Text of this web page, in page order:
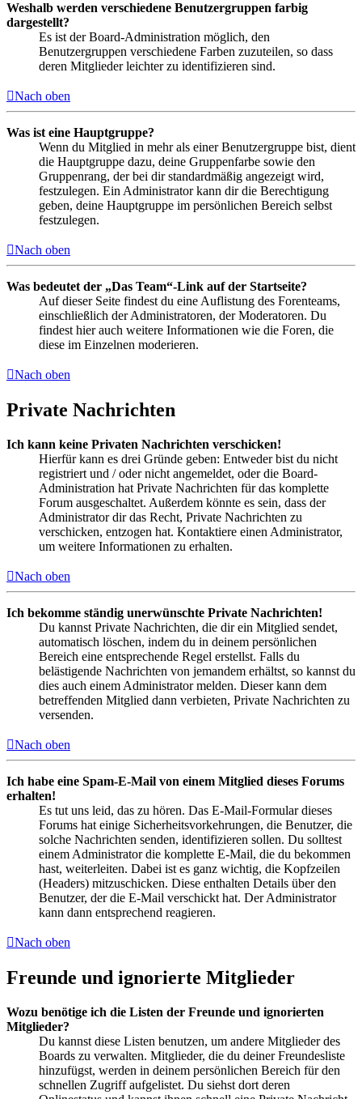
Weshalb werden verschiedene Benutzergruppen farbig
dargestellt?
Es ist der Board-Administration möglich, den
Benutzergruppen verschiedene Farben zuzuteilen, so dass
deren Mitglieder leichter zu identifizieren sind.
Nach oben
Was ist eine Hauptgruppe?
Wenn du Mitglied in mehr als einer Benutzergruppe bist, dient
die Hauptgruppe dazu, deine Gruppenfarbe sowie den
Gruppenrang, der bei dir standardmäßig angezeigt wird,
festzulegen. Ein Administrator kann dir die Berechtigung
geben, deine Hauptgruppe im persönlichen Bereich selbst
festzulegen.
Nach oben
Was bedeutet der „Das Team“-Link auf der Startseite?
Auf dieser Seite findest du eine Auflistung des Forenteams,
einschließlich der Administratoren, der Moderatoren. Du
findest hier auch weitere Informationen wie die Foren, die
diese im Einzelnen moderieren.
Nach oben
Private Nachrichten
Ich kann keine Privaten Nachrichten verschicken!
Hierfür kann es drei Gründe geben: Entweder bist du nicht
registriert und / oder nicht angemeldet, oder die Board-
Administration hat Private Nachrichten für das komplette
Forum ausgeschaltet. Außerdem könnte es sein, dass der
Administrator dir das Recht, Private Nachrichten zu
verschicken, entzogen hat. Kontaktiere einen Administrator,
um weitere Informationen zu erhalten.
Nach oben
Ich bekomme ständig unerwünschte Private Nachrichten!
Du kannst Private Nachrichten, die dir ein Mitglied sendet,
automatisch löschen, indem du in deinem persönlichen
Bereich eine entsprechende Regel erstellst. Falls du
belästigende Nachrichten von jemandem erhältst, so kannst du
dies auch einem Administrator melden. Dieser kann dem
betreffenden Mitglied dann verbieten, Private Nachrichten zu
versenden.
Nach oben
Ich habe eine Spam-E-Mail von einem Mitglied dieses Forums
erhalten!
Es tut uns leid, das zu hören. Das E-Mail-Formular dieses
Forums hat einige Sicherheitsvorkehrungen, die Benutzer, die
solche Nachrichten senden, identifizieren sollen. Du solltest
einem Administrator die komplette E-Mail, die du bekommen
hast, weiterleiten. Dabei ist es ganz wichtig, die Kopfzeilen
(Headers) mitzuschicken. Diese enthalten Details über den
Benutzer, der die E-Mail verschickt hat. Der Administrator
kann dann entsprechend reagieren.
Nach oben
Freunde und ignorierte Mitglieder
Wozu benötige ich die Listen der Freunde und ignorierten
Mitglieder?
Du kannst diese Listen benutzen, um andere Mitglieder des
Boards zu verwalten. Mitglieder, die du deiner Freundesliste
hinzufügst, werden in deinem persönlichen Bereich für den
schnellen Zugriff aufgelistet. Du siehst dort deren